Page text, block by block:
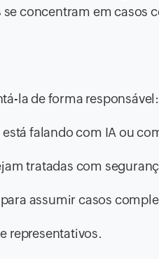
concentram em casos
la de forma responsável:
falando com IA ou
tratadas com
assumir casos
representativos.